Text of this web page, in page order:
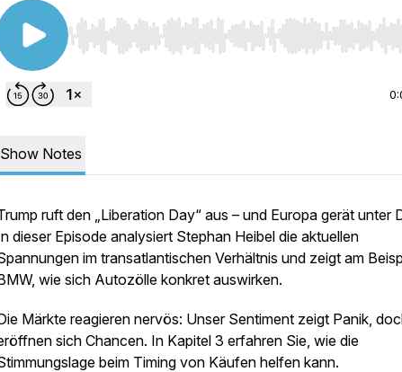
Use Left/Right to seek, Home/End to jump to start
Show Notes
ruft den „Liberation Day“ aus – und Europa gerät unter
dieser Episode analysiert Stephan Heibel die aktuellen
im transatlantischen Verhältnis und zeigt am
wie sich Autozölle konkret auswirken.
Märkte reagieren nervös: Unser Sentiment zeigt Panik,
sich Chancen. In Kapitel 3 erfahren Sie, wie die
beim Timing von Käufen helfen kann.